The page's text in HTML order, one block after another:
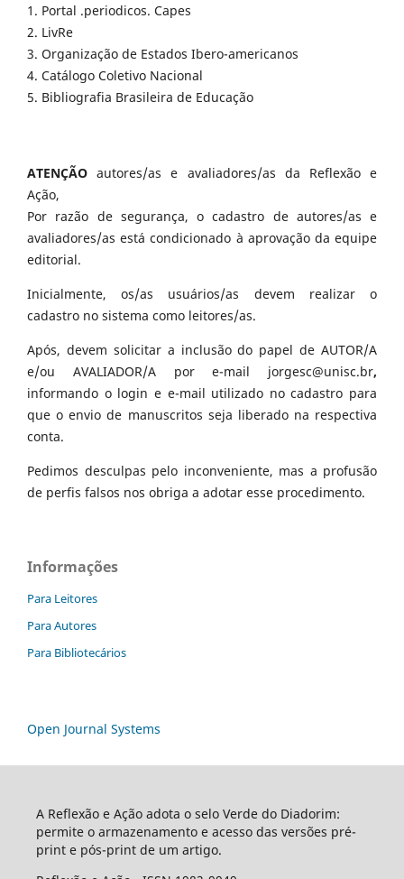
1. Portal .periodicos. Capes
2. LivRe
3. Organização de Estados Ibero-americanos
4. Catálogo Coletivo Nacional
5. Bibliografia Brasileira de Educação
ATENÇÃO autores/as e avaliadores/as da Reflexão e
Ação,
Por razão de segurança, o cadastro de autores/as e
avaliadores/as está condicionado à aprovação da equipe
editorial.
Inicialmente, os/as usuários/as devem realizar o
cadastro no sistema como leitores/as.
Após, devem solicitar a inclusão do papel de AUTOR/A
e/ou AVALIADOR/A por e-mail jorgesc@unisc.br,
informando o login e e-mail utilizado no cadastro para
que o envio de manuscritos seja liberado na respectiva
conta.
Pedimos desculpas pelo inconveniente, mas a profusão
de perfis falsos nos obriga a adotar esse procedimento.
Informações
Para Leitores
Para Autores
Para Bibliotecários
Open Journal Systems
A Reflexão e Ação adota o selo Verde do Diadorim:
permite o armazenamento e acesso das versões pré-
print e pós-print de um artigo.